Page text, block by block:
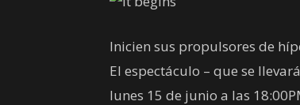
Inicien sus propulsores de
El espectáculo – que se
lunes 15 de junio a las